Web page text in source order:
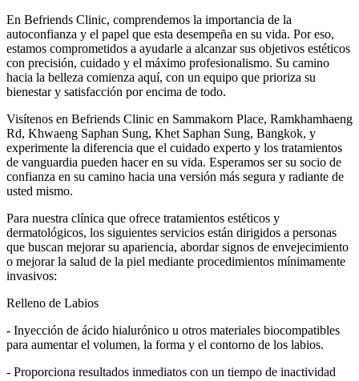
En Befriends Clinic, comprendemos la importancia de la
autoconfianza y el papel que esta desempeña en su vida. Por eso,
estamos comprometidos a ayudarle a alcanzar sus objetivos estéticos
con precisión, cuidado y el máximo profesionalismo. Su camino
hacia la belleza comienza aquí, con un equipo que prioriza su
bienestar y satisfacción por encima de todo.
Visítenos en Befriends Clinic en Sammakorn Place, Ramkhamhaeng
Rd, Khwaeng Saphan Sung, Khet Saphan Sung, Bangkok, y
experimente la diferencia que el cuidado experto y los tratamientos
de vanguardia pueden hacer en su vida. Esperamos ser su socio de
confianza en su camino hacia una versión más segura y radiante de
usted mismo.
Para nuestra clínica que ofrece tratamientos estéticos y
dermatológicos, los siguientes servicios están dirigidos a personas
que buscan mejorar su apariencia, abordar signos de envejecimiento
o mejorar la salud de la piel mediante procedimientos mínimamente
invasivos:
Relleno de Labios
- Inyección de ácido hialurónico u otros materiales biocompatibles
para aumentar el volumen, la forma y el contorno de los labios.
- Proporciona resultados inmediatos con un tiempo de inactividad